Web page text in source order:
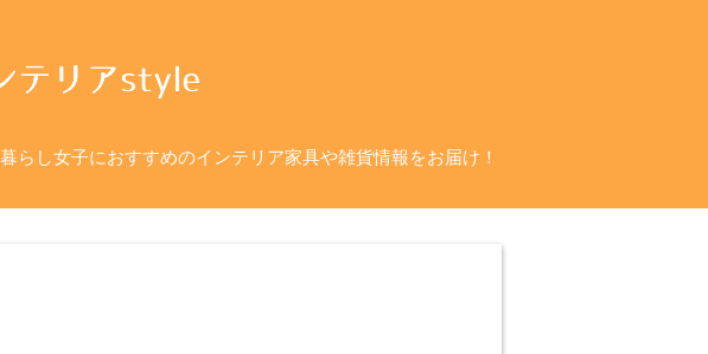
らし女子におすすめのインテリア家具や雑貨情報をお届け！